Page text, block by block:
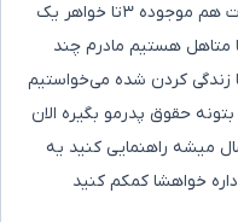
اثری از ایشان نیست مدارک لازم برای اثبات هم موجوده ۳تا خواهر یک
متاهل هستیم مادرم چند
زندگی کردن شده می‌خواستیم
حقوق پدرمو بگیره الان
۶۰ سال سن داره ولی میگن ۷۵ سال میشه راهنمایی کنید یه
خواهشا کمکم کنید